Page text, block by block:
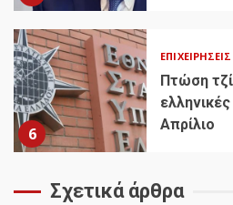
6
ΕΠΙΧΕΙΡΉΣΕΙΣ
Πτώση
Απρίλιο
Σχετικά άρθρα